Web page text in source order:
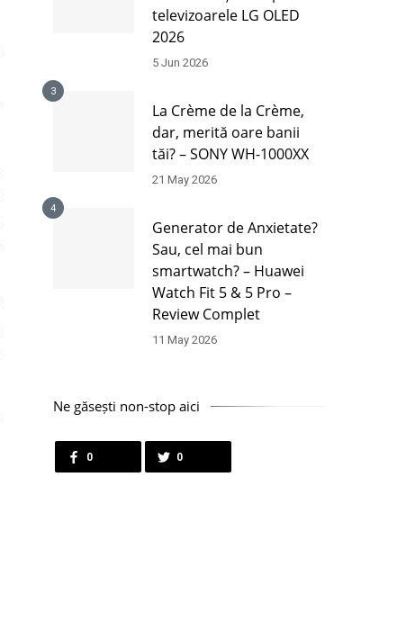
televizoarele LG OLED
2026
5 Jun 2026
3
La Crème de la Crème,
dar, merită oare banii
tăi? – SONY WH-1000XX
21 May 2026
4
Generator de Anxietate?
Sau, cel mai bun
smartwatch? – Huawei
Watch Fit 5 & 5 Pro –
Review Complet
11 May 2026
Ne găsești non-stop aici
0 0